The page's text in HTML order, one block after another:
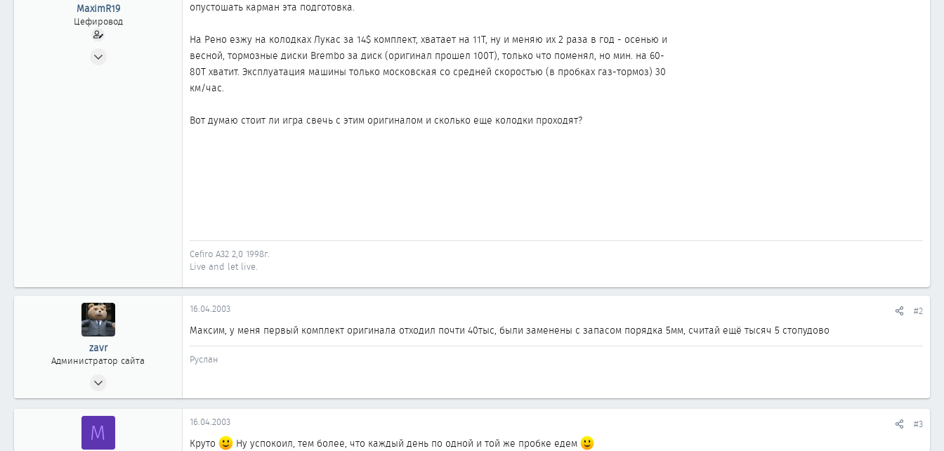
а
MaximR19
Цефировод
опустошать карман эта подготовка.
На Рено езжу на колодках Лукас за 14$ комплект, хватает на 11Т, ну и меняю их 2 раза в год - осенью и
весной, тормозные диски Brembo за диск (оригинал прошел 100Т), только что поменял, но мин. на 60-
80Т хватит. Эксплуатация машины только московская со средней скоростью (в пробках газ-тормоз) 30
км/час.
Вот думаю стоит ли игра свечь с этим оригиналом и сколько еще колодки проходят?
Cefiro A32 2,0 1998г.
Live and let live.
zavr
Администратор сайта
2 404
16.04.2003 #2
Максим, у меня первый комплект оригинала отходил почти 40тыс, были заменены с запасом порядка 5мм, считай ещё тысяч 5 стопудово
Руслан
M 16.04.2003 #3
Круто Ну успокоил, тем более, что каждый день по одной и той же пробке едем